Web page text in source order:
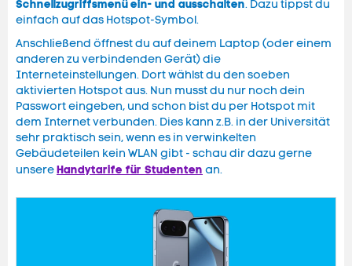
Schnellzugriffsmenüein- und ausschalten. Dazu tippst du
einfach auf das Hotspot-Symbol.
Anschließend öffnest du auf deinem Laptop (oder einem
anderen zu verbindenden Gerät) die
Interneteinstellungen. Dort wählst du den soeben
aktivierten Hotspot aus. Nun musst du nur noch dein
Passwort eingeben, und schon bist du per Hotspot mit
dem Internet verbunden. Dies kann z.B. in der Universität
sehr praktisch sein, wenn es in verwinkelten
Gebäudeteilen kein WLAN gibt - schau dir dazu gerne
unsereHandytarife für Studenten an.